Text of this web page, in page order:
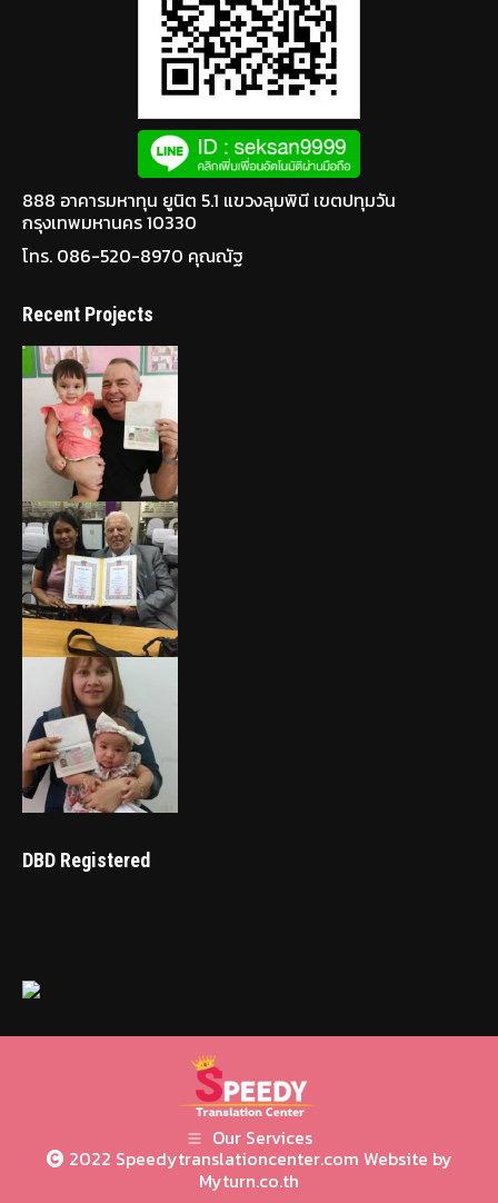
888 อาคารมหาทุน ยูนิต 5.1 แขวงลุมพินี เขตปทุมวัน
กรุงเทพมหานคร 10330
โทร. 086-520-8970 คุณณัฐ
Recent Projects
DBD Registered
Our Services
2022 Speedytranslationcenter.com Website by
Myturn.co.th